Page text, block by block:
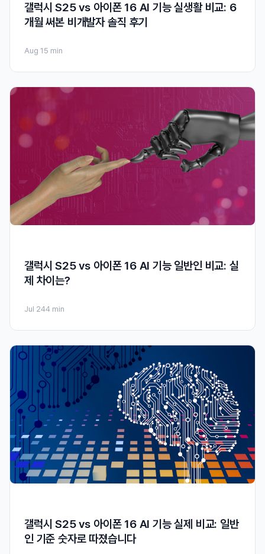
갤럭시 S25 vs 아이폰 16 AI 기능 실생활 비교: 6
개월 써본 비개발자 솔직 후기
Aug 1 5 min
갤럭시 S25 vs 아이폰 16 AI 기능 일반인 비교: 실
제 차이는?
Jul 244 min
갤럭시 S25 vs 아이폰 16 AI 기능 실제 비교: 일반
인 기준 숫자로 따졌습니다